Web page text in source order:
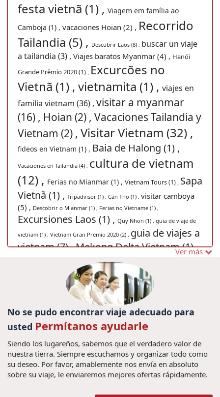
festa vietnã (1) , Viagem em família ao
Camboja (1) , vacaciones Hoian (2) , Recorrido
Tailandia (5) , Descubrir Laos (8) , buscar un viaje
a tailandia (3) , Viajes baratos Myanmar (4) , Hanói
Grande Prêmio 2020 (1) , Excurcões no
Vietnã (1) , vietnamita (1) , viajes en
familia vietnam (36) , visitar a myanmar
(16) , Hoian (2) , Vacaciones Tailandia y
Vietnam (2) , Visitar Vietnam (32) ,
fideos en Vietnam (1) , Baia de Halong (1) ,
Vacaciones en Tailandia (4) , cultura de vietnam
(12) , Ferias no Mianmar (1) , Vietnam Tours (1) , Sapa
Vietnã (1) , Tripadvisor (1) , Can Tho (1) , visitar camboya
(5) , Descobrir o Mianmar (1) , Ferias no Vietname (1) ,
Excursiones Laos (1) , Quy Nhon (1) , guia de viaje de
vietnam (1) , Vietnam Gran Premio 2020 (2) , guia de viajes a
vietnam (7) ,Mekong Delta Vietnam (1) ,
Parque Nacional de Erawan (1) ,
vietna (1) ,vacaciones camboya (24) ,
Tailandia personalizados (2) , Viajes privado a
Promoción vietnam vacaciones (2) ,
vacaciones myanmar (19) ,
noticias de viajes de vietnam (1) ,
Nacional Phong Nha – Ke Bang (1) , cultura de
indochina (3) ,cultura de mianmar (1) ,
viajar vietname (1) ,costumbres de
Viajes baratos Laos (3) ,
Ver más
No se pudo encontrar viaje adecuado para
usted Permítanos ayudarle
Siendo los lugareños, sabemos que el verdadero valor de
nuestra tierra. Siempre escuchamos y organizar todo como
su deseo. Por favor, amablemente nos envía en absoluto
sobre su viaje, le enviaremos mejores ofertas rápidamente.